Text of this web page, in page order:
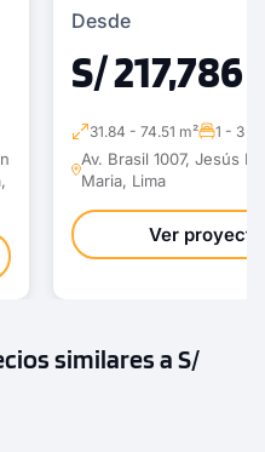
Desde
S/ 217,786
31.84 - 74.51 m² 1 - 3
Av. Brasil 1007, Jesús
Maria, Lima
Ver proyecto
similares a S/